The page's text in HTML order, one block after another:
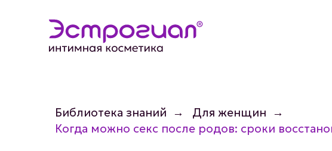
Библиотека знаний → Для женщин →
Когда можно секс после родов: сроки